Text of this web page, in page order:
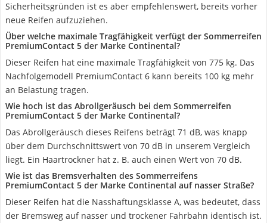
Sicherheitsgründen ist es aber empfehlenswert, bereits vorher
neue Reifen aufzuziehen.
Über welche maximale Tragfähigkeit verfügt der Sommerreifen
PremiumContact 5 der Marke Continental?
Dieser Reifen hat eine maximale Tragfähigkeit von 775 kg. Das
Nachfolgemodell PremiumContact 6 kann bereits 100 kg mehr
an Belastung tragen.
Wie hoch ist das Abrollgeräusch bei dem Sommerreifen
PremiumContact 5 der Marke Continental?
Das Abrollgeräusch dieses Reifens beträgt 71 dB, was knapp
über dem Durchschnittswert von 70 dB in unserem Vergleich
liegt. Ein Haartrockner hat z. B. auch einen Wert von 70 dB.
Wie ist das Bremsverhalten des Sommerreifens
PremiumContact 5 der Marke Continental auf nasser Straße?
Dieser Reifen hat die Nasshaftungsklasse A, was bedeutet, dass
der Bremsweg auf nasser und trockener Fahrbahn identisch ist.